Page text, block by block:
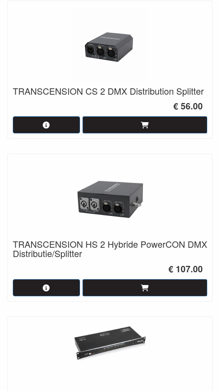
TRANSCENSION CS 2 DMX Distribution Splitter
€ 56.00
TRANSCENSION HS 2 Hybride PowerCON DMX
Distributie/Splitter
€ 107.00